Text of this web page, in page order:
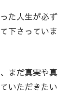
た人生が必ず
下さっていま
まだ真実や真
いただきたい